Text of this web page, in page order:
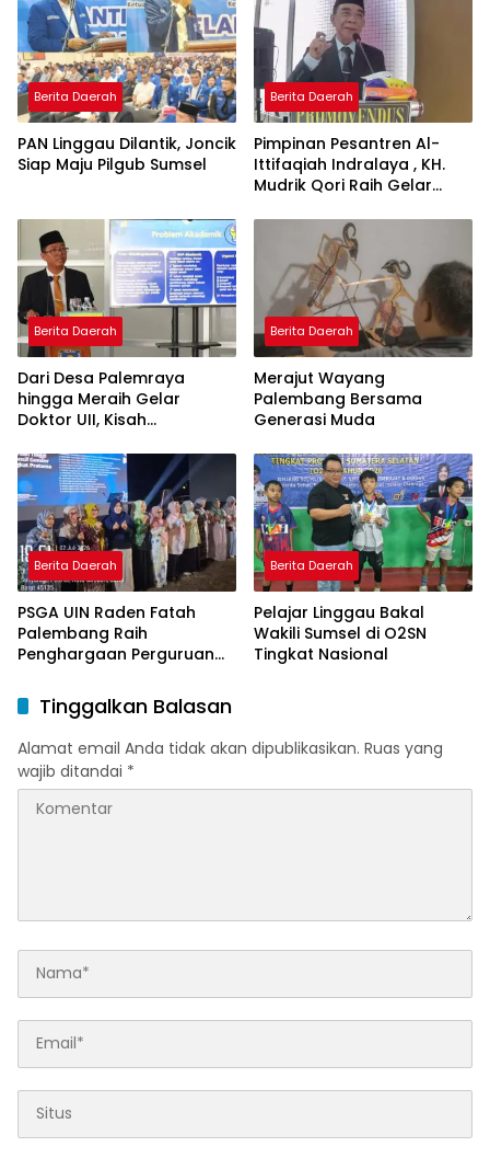
Berita Daerah
PAN Linggau Dilantik, Joncik
Siap Maju Pilgub Sumsel
Berita Daerah
Pimpinan Pesantren Al-
Ittifaqiah Indralaya , KH.
Mudrik Qori Raih Gelar
Model Pembelajaran
Nagham Al-Qur’an di UMM
Berita Daerah
Dari Desa Palemraya
hingga Meraih Gelar
Doktor UII, Kisah
Yogyakarta yang Pernah
Menjadi Driver Taksi Online
Berita Daerah
Merajut Wayang
Palembang Bersama
Generasi Muda
Berita Daerah
PSGA UIN Raden Fatah
Palembang Raih
Penghargaan Perguruan
Peringkat Pratama
Berita Daerah
Pelajar Linggau Bakal
Wakili Sumsel di O2SN
Tingkat Nasional
Tinggalkan Balasan
Alamat email Anda tidak akan dipublikasikan. Ruas yang
wajib ditandai *